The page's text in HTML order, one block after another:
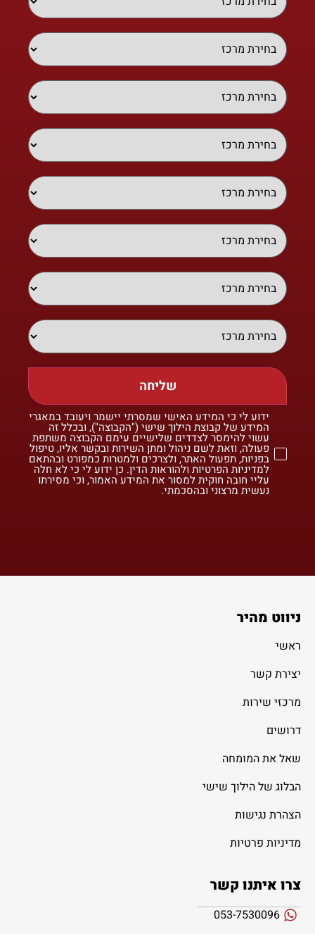
שליחה
ידוע לי כי המידע האישי שמסרתי יישמר ויעובד במאגרי
המידע של קבוצת הילוך שישי ("הקבוצה"), ובכלל זה
עשוי להימסר לצדדים שלישיים עימם הקבוצה משתפת
פעולה, וזאת לשם ניהול ומתן השירות ובקשר אליו, טיפול
בפניות, תפעול האתר, ולצרכים ולמטרות כמפורט ובהתאם
למדיניות הפרטיות ולהוראות הדין. כן ידוע לי כי לא חלה
עליי חובה חוקית למסור את המידע האמור, וכי מסירתו
נעשית מרצוני ובהסכמתי.
ניווט מהיר
ראשי
יצירת קשר
מרכזי שירות
דרושים
שאל את המומחה
הבלוג של הילוך שישי
הצהרת נגישות
מדיניות פרטיות
צרו איתנו קשר
053-7530096